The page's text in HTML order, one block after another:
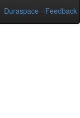
Duraspace - Feedback